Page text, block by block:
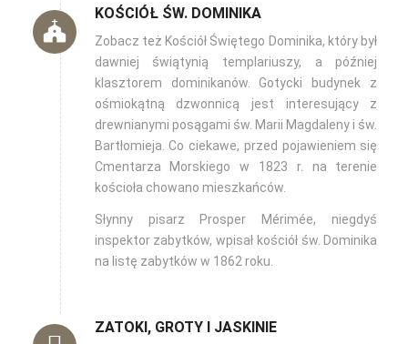
KOŚCIÓŁ ŚW. DOMINIKA
Zobacz też Kościół Świętego Dominika, który był
dawniej świątynią templariuszy, a później
klasztorem dominikanów. Gotycki budynek z
ośmiokątną dzwonnicą jest interesujący z
drewnianymi posągami św. Marii Magdaleny i św.
Bartłomieja. Co ciekawe, przed pojawieniem się
Cmentarza Morskiego w 1823 r. na terenie
kościoła chowano mieszkańców.
Słynny pisarz Prosper Mérimée, niegdyś
inspektor zabytków, wpisał kościół św. Dominika
na listę zabytków w 1862 roku.
ZATOKI, GROTY I JASKINIE